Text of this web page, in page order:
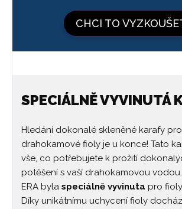
CHCI TO
SPECIÁLNĚ VYVINUTÁ
Hledání dokonalé skleněné karafy
drahokamové fioly je u konce! Tato
vše, co potřebujete k prožití
potěšení s vaší drahokamovou
ERA byla speciálně vyvinuta pro
Díky unikátnímu uchycení fioly